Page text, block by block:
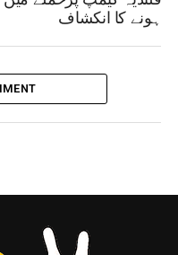
ہونے کا انکشاف